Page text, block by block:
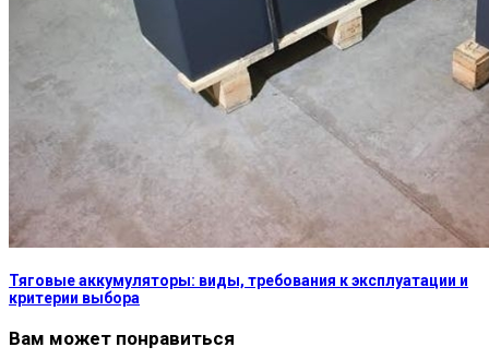
Тяговые аккумуляторы: виды, требования к эксплуатации и
критерии выбора
Вам может понравиться